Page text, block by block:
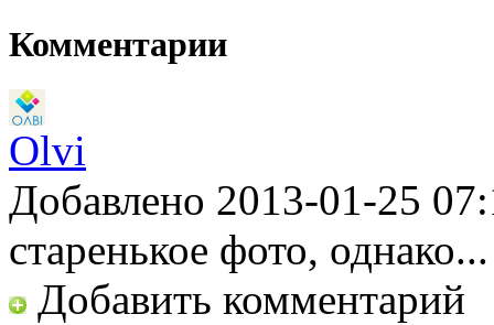
Комментарии
Olvi
Добавлено 2013-01-25
старенькое фото, однако...
Добавить комментарий